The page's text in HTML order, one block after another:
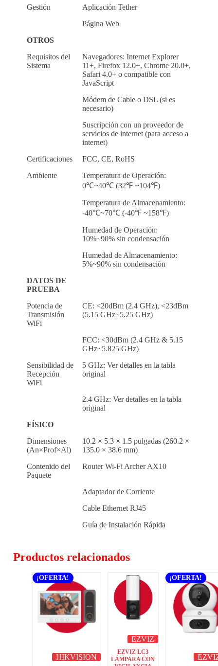
Gestión
Aplicación Tether
Página Web
OTROS
Requisitos del
Sistema
Navegadores: Internet Explorer
11+, Firefox 12.0+, Chrome 20.0+,
Safari 4.0+ o compatible con
JavaScript
Módem de Cable o DSL (si es
necesario)
Suscripción con un proveedor de
servicios de internet (para acceso a
internet)
Certificaciones
FCC, CE, RoHS
Ambiente
Temperatura de Operación:
0℃~40℃ (32℉ ~104℉)
Temperatura de Almacenamiento:
-40℃~70℃ (-40℉ ~158℉)
Humedad de Operación:
10%~90% sin condensación
Humedad de Almacenamiento:
5%~90% sin condensación
DATOS DE
PRUEBA
Potencia de
Transmisión
WiFi
CE: <20dBm (2.4 GHz), <23dBm
(5.15 GHz~5.25 GHz)
FCC: <30dBm (2.4 GHz & 5.15
GHz~5.825 GHz)
Sensibilidad de
Recepción
WiFi
5 GHz: Ver detalles en la tabla
original
2.4 GHz: Ver detalles en la tabla
original
FÍSICO
Dimensiones
(An×Prof×Al)
10.2 × 5.3 × 1.5 pulgadas (260.2 ×
135.0 × 38.6 mm)
Contenido del
Paquete
Router Wi-Fi Archer AX10
Adaptador de Corriente
Cable Ethernet RJ45
Guía de Instalación Rápida
Productos relacionados
¡OFERTA!
HIKVISION
EZVIZ
EZVIZ LC3
LÁMPARA CON
¡OFERTA!